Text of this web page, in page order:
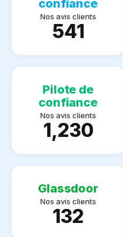
confiance
Nos avis clients
541
Pilote de
confiance
Nos avis clients
1,230
Glassdoor
Nos avis clients
132